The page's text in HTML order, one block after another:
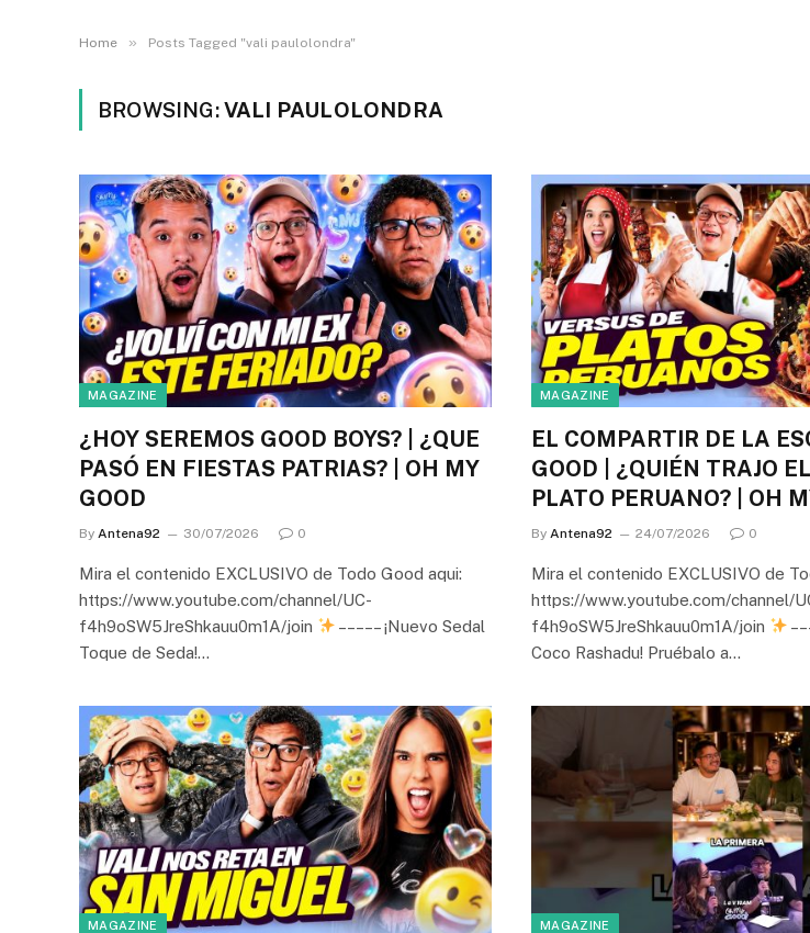
Home » Posts Tagged "vali paulolondra"
BROWSING:VALI PAULOLONDRA
MAGAZINE
¿HOY SEREMOS GOOD BOYS? | ¿QUE
PASÓ EN FIESTAS PATRIAS? | OH MY
GOOD
By Antena92 30/07/2026 0
Mira el contenido EXCLUSIVO de Todo Good aqui:
https://www.youtube.com/channel/UC-
f4h9oSW5JreShkauu0m1A/join
– – – – – ¡Nuevo Sedal
Toque de Seda!…
MAGAZINE
EL COMPARTIR DE LA
GOOD | ¿QUIÉN TRAJO
PLATO PERUANO? | OH
By Antena92 24/07/2026 0
Mira el contenido EXCLUSIVO de
https://www.youtube.com/channel/
f4h9oSW5JreShkauu0m1A/join
– –
Coco Rashadu! Pruébalo a…
MAGAZINE MAGAZINE